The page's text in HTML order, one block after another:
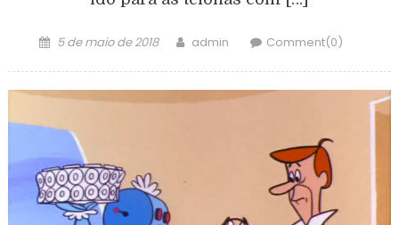
5 de maio de 2018 admin Comment(0)